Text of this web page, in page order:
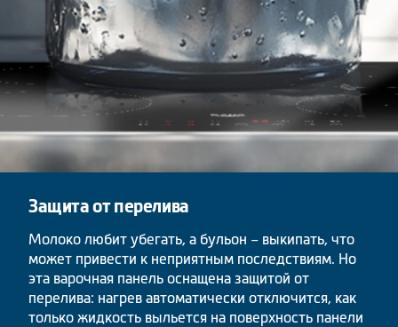
Защита от перелива
Молоко любит убегать, а бульон – выкипать, что
может привести к неприятным последствиям. Но
эта варочная панель оснащена защитой от
перелива: нагрев автоматически отключится, как
только жидкость выльется на поверхность панели